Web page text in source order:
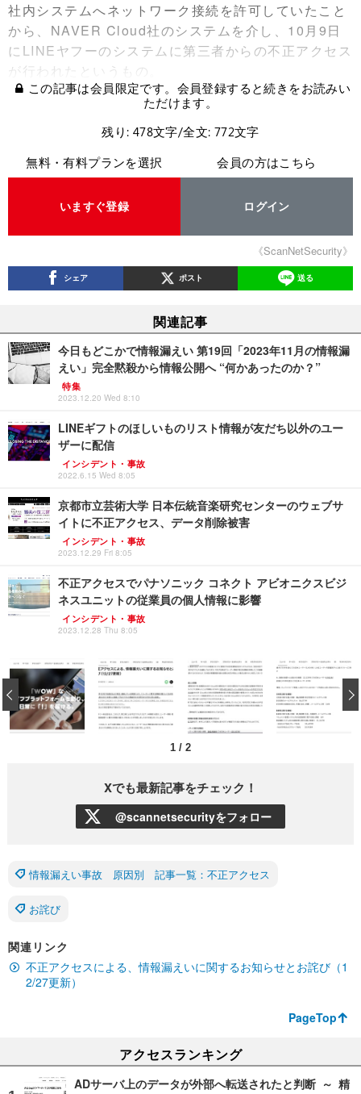
社内システムへネットワーク接続を許可していたこと
から、NAVER Cloud社のシステムを介し、10月9日
にLINEヤフーのシステムに第三者からの不正アクセス
が行われたというもの。
この記事は会員限定です。会員登録すると続きをお読みい
ただけます。
残り: 478文字/全文: 772文字
無料・有料プランを選択
いますぐ登録
会員の方はこちら
ログイン
《ScanNetSecurity》
シェア ポスト 送る
関連記事
今日もどこかで情報漏えい 第19回「2023年11月の情報漏
えい」完全黙殺から情報公開へ “何かあったのか？”
特集
2023.12.20 Wed 8:10
LINEギフトのほしいものリスト情報が友だち以外のユー
ザーに配信
インシデント・事故
2022.6.15 Wed 8:05
京都市立芸術大学 日本伝統音楽研究センターのウェブサ
イトに不正アクセス、データ削除被害
インシデント・事故
2023.12.29 Fri 8:05
不正アクセスでパナソニック コネクト アビオニクスビジ
ネスユニットの従業員の個人情報に影響
インシデント・事故
2023.12.28 Thu 8:05
1 / 2
‹
Xでも最新記事をチェック！
@scannetsecurityをフォロー
情報漏えい事故 原因別 記事一覧：不正アクセス
お詫び
関連リンク
不正アクセスによる、情報漏えいに関するお知らせとお詫び（1
2/27更新）
PageTop
アクセスランキング
ADサーバ上のデータが外部へ転送されたと判断 ～ 精